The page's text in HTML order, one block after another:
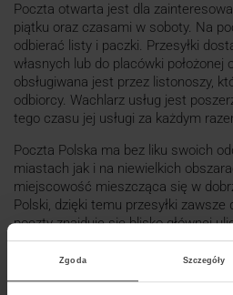
Zgoda Szczegóły
Poczta otwarta jest dla
piątku oraz czasami w soboty. Na
odbierać listy i paczki. Przesyłki
własnych lub do placówki położonej
obsługiwana jest przez listonoszy,
odbiorcy. Wachlarz usług jest
tego czasu jej usługi za każdym
Poczta Polska ma bez liku swoich
miastach jak i na niewielkich
miejscowość mieszcząca się w
Polski, dzięki temu przesyłki zawsze
poczty znajduje się blisko głównej
odnaleźć.